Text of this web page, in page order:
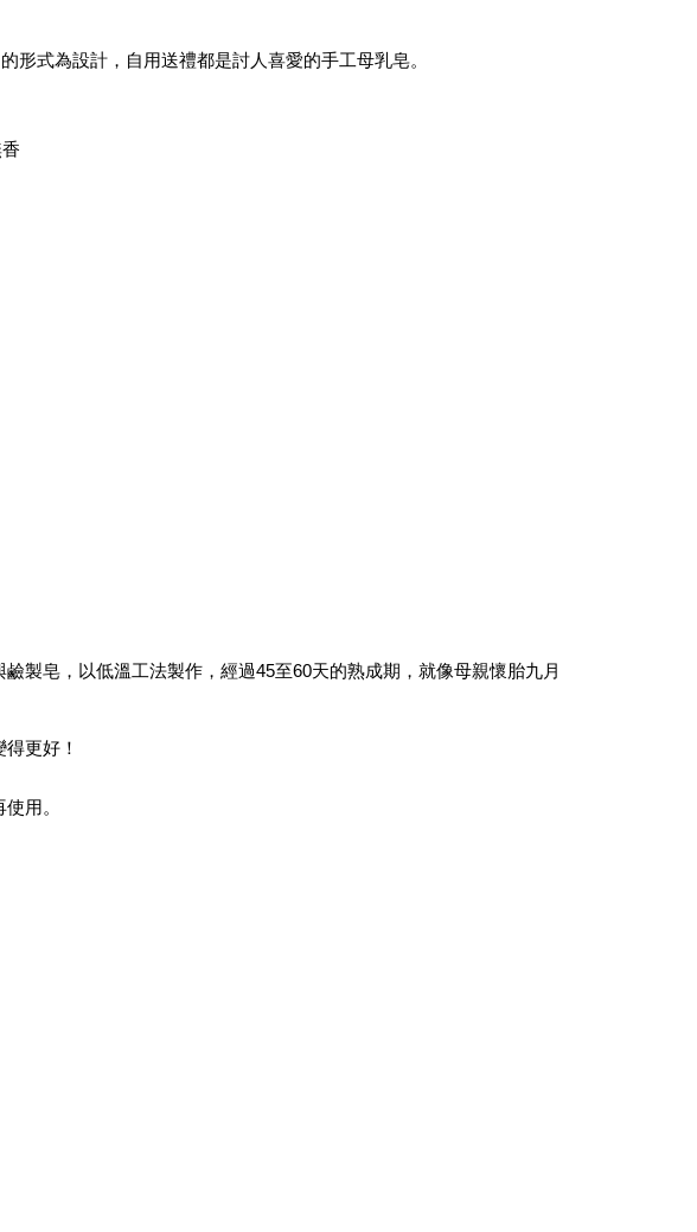
式為設計，自用送禮都是討人喜愛的手工母乳皂。
製皂，以低溫工法製作，經過45至60天的熟成期，就像母親懷胎九月
更好！
用。